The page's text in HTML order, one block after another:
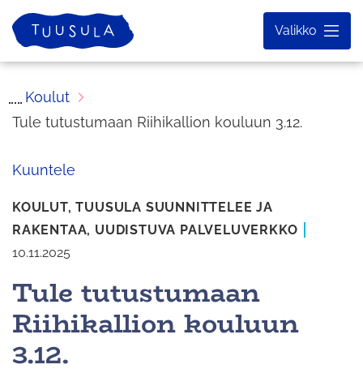
Siirry
sisältöön
Etusivu
Valikko
Koulut
Tule tutustumaan Riihikallion kouluun 3.12.
Kuuntele
KOULUT,TUUSULA SUUNNITTELEE JA
RAKENTAA, UUDISTUVA PALVELUVERKKO
10.11.2025
Tule tutustumaan
Riihikallion kouluun
3.12.